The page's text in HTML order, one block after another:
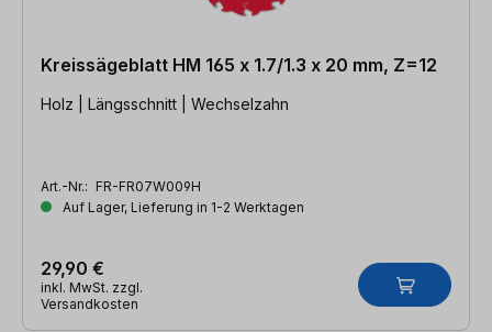
Kreissägeblatt HM 165 x 1.7/1.3 x 20 mm, Z=12
Holz | Längsschnitt | Wechselzahn
Art.-Nr.: FR-FR07W009H
Auf Lager, Lieferung in 1-2 Werktagen
29,90 €
inkl. MwSt. zzgl.
Versandkosten